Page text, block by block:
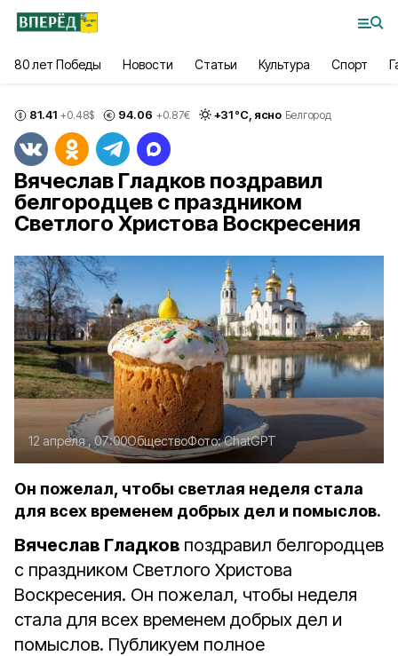
80 лет Победы Новости Статьи Культура Спорт
81.41 +0.48$ 94.06 +0.87€ +31°С, ясно Белгород
Вячеслав Гладков поздравил
белгородцев с праздником
Светлого Христова Воскресения
12 апреля , 07:00ОбществоФото:ChatGPT
Он пожелал, чтобы светлая неделя стала
для всех временем добрых дел и помыслов.
Вячеслав Гладков поздравил белгородцев
с праздником Светлого Христова
Воскресения. Он пожелал, чтобы неделя
стала для всех временем добрых дел и
помыслов. Публикуем полное